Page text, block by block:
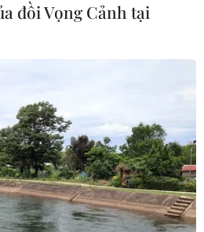
khi lựa chọn
trẻ?
sóc sức
các địa bàn
đồi Vọng Cảnh tại